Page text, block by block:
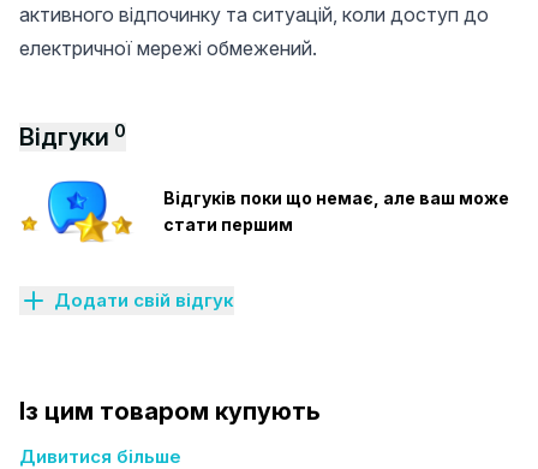
активного відпочинку та ситуацій, коли доступ до
електричної мережі обмежений.
Відгуки 0
Відгуків поки що немає, але ваш може
стати першим
Додати свій відгук
Із цим товаром купують
Дивитися більше